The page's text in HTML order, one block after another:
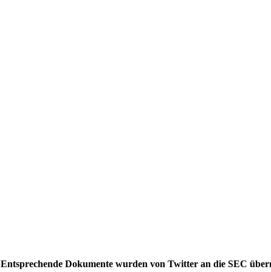
Dokumente wurden von Twitter an die SEC